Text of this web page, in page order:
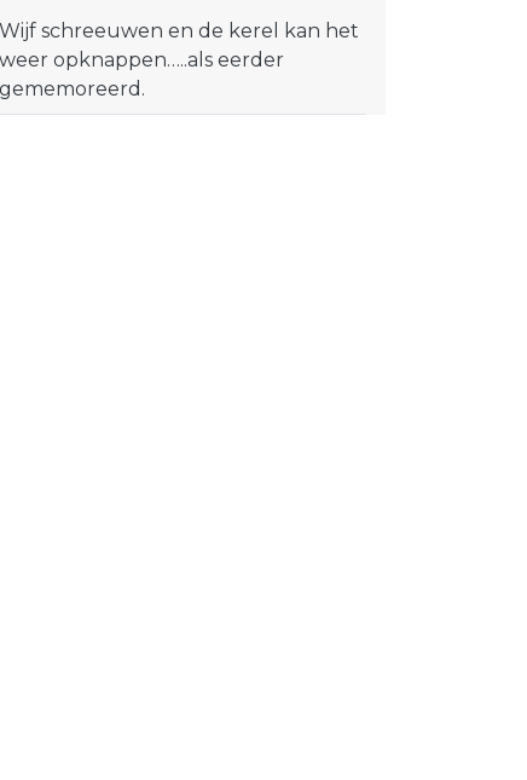
Wijf schreeuwen en de kerel kan het
weer opknappen…..als eerder
gememoreerd.